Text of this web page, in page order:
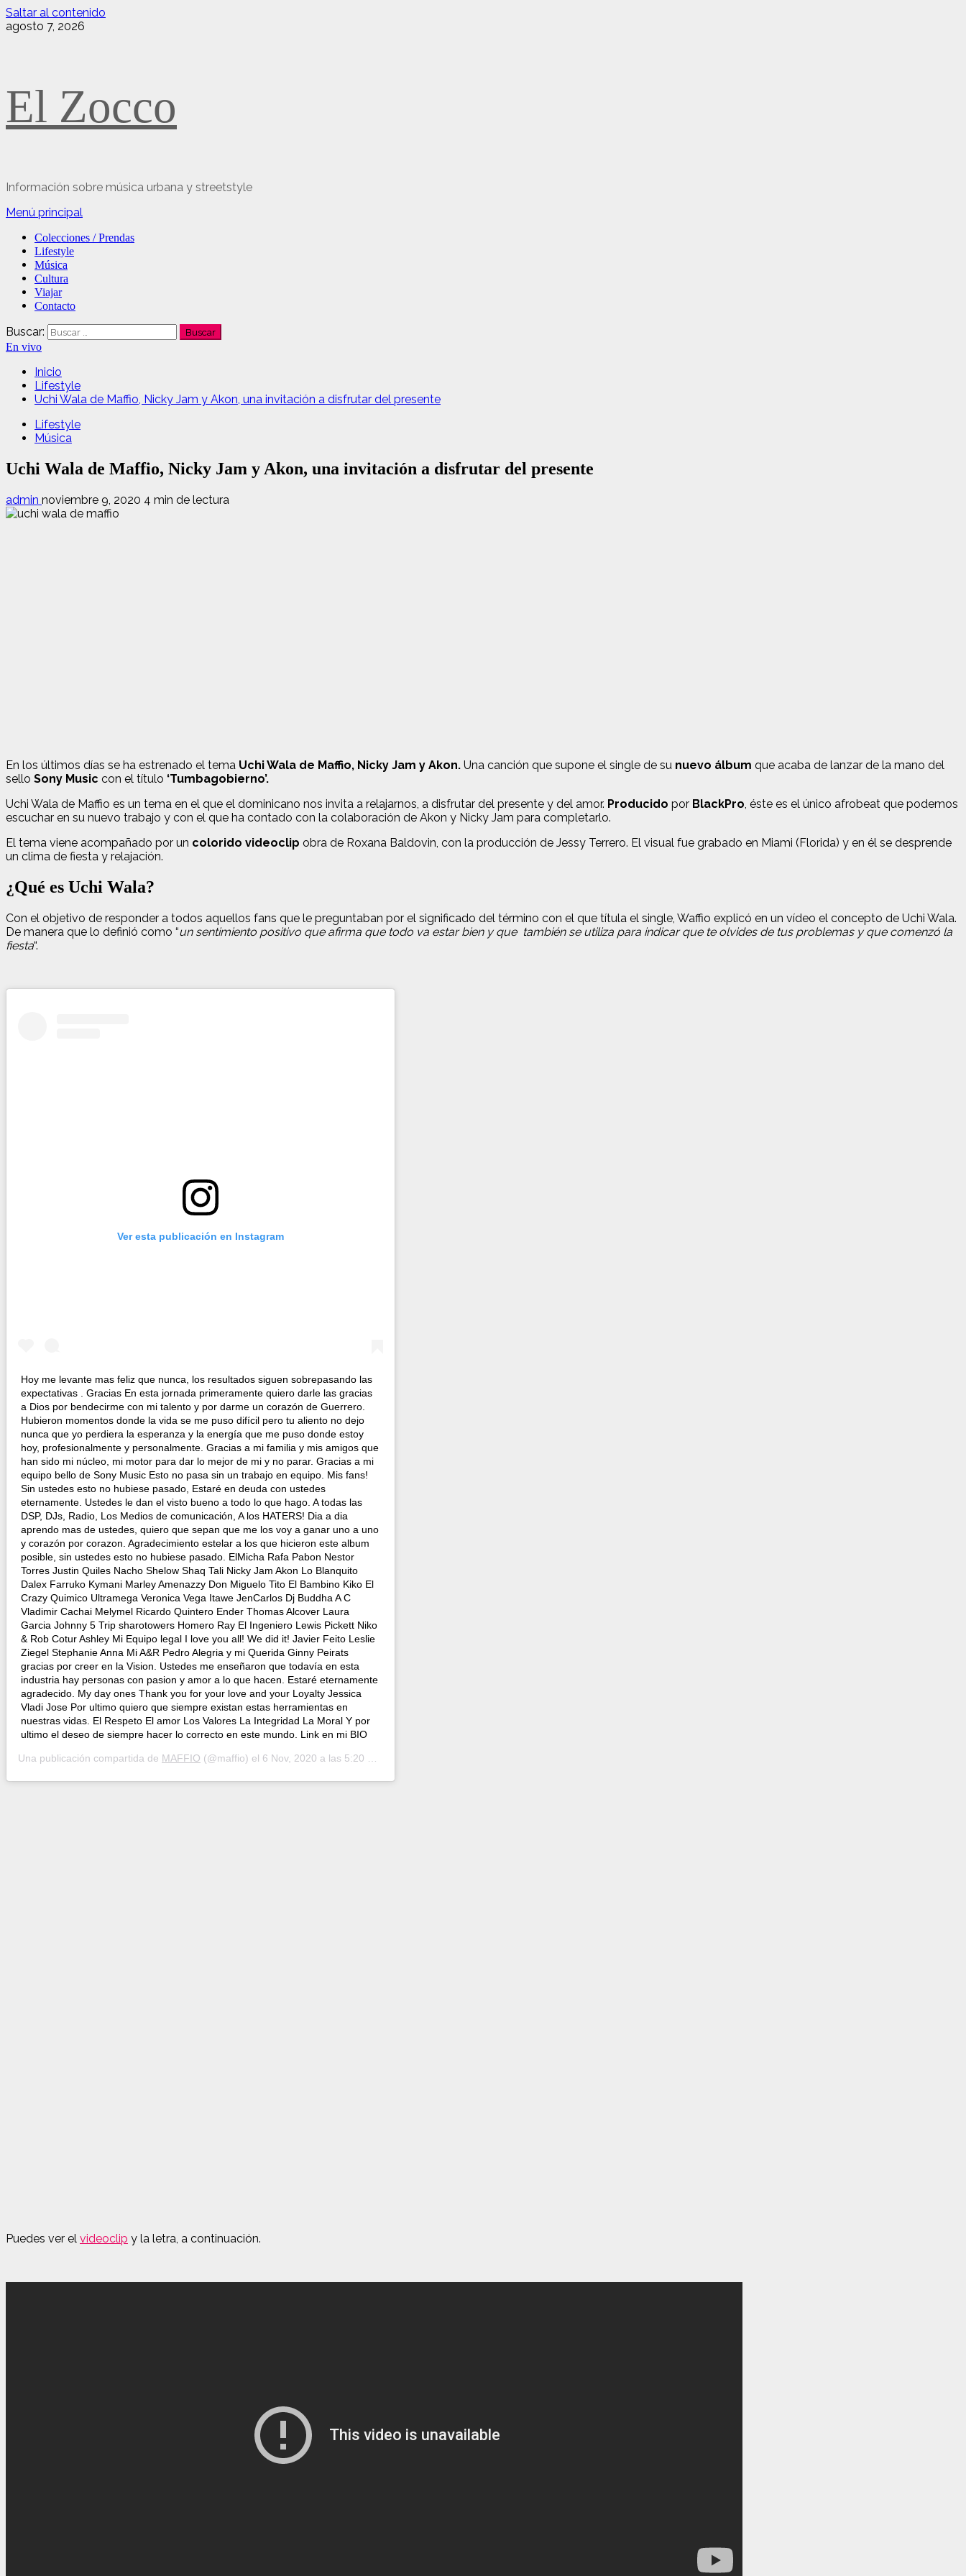
Saltar al contenido
agosto 7, 2026
El Zocco
Información sobre música urbana y streetstyle
Menú principal
Colecciones / Prendas
Lifestyle
Música
Cultura
Viajar
Contacto
Buscar:
En vivo
Inicio
Lifestyle
Uchi Wala de Maffio, Nicky Jam y Akon, una invitación a disfrutar del presente
Lifestyle
Música
Uchi Wala de Maffio, Nicky Jam y Akon, una invitación a disfrutar del presente
admin noviembre 9, 2020 4 min de lectura
En los últimos días se ha estrenado el tema Uchi Wala de Maffio, Nicky Jam y Akon. Una canción que supone el single de su nuevo álbum que acaba de lanzar de la mano del
sello Sony Music con el título ‘Tumbagobierno’.
Uchi Wala de Maffio es un tema en el que el dominicano nos invita a relajarnos, a disfrutar del presente y del amor. Producido por BlackPro, éste es el único afrobeat que podemos
escuchar en su nuevo trabajo y con el que ha contado con la colaboración de Akon y Nicky Jam para completarlo.
El tema viene acompañado por un colorido videoclip obra de Roxana Baldovin, con la producción de Jessy Terrero. El visual fue grabado en Miami (Florida) y en él se desprende
un clima de fiesta y relajación.
¿Qué es Uchi Wala?
Con el objetivo de responder a todos aquellos fans que le preguntaban por el significado del término con el que títula el single, Waffio explicó en un vídeo el concepto de Uchi Wala.
De manera que lo definió como “un sentimiento positivo que afirma que todo va estar bien y que también se utiliza para indicar que te olvides de tus problemas y que comenzó la
fiesta“.
Ver esta publicación en Instagram
Hoy me levante mas feliz que nunca, los resultados siguen sobrepasando las
expectativas . Gracias En esta jornada primeramente quiero darle las gracias
a Dios por bendecirme con mi talento y por darme un corazón de Guerrero.
Hubieron momentos donde la vida se me puso difícil pero tu aliento no dejo
nunca que yo perdiera la esperanza y la energía que me puso donde estoy
hoy, profesionalmente y personalmente. Gracias a mi familia y mis amigos que
han sido mi núcleo, mi motor para dar lo mejor de mi y no parar. Gracias a mi
equipo bello de Sony Music Esto no pasa sin un trabajo en equipo. Mis fans!
Sin ustedes esto no hubiese pasado, Estaré en deuda con ustedes
eternamente. Ustedes le dan el visto bueno a todo lo que hago. A todas las
DSP, DJs, Radio, Los Medios de comunicación, A los HATERS! Dia a dia
aprendo mas de ustedes, quiero que sepan que me los voy a ganar uno a uno
y corazón por corazon. Agradecimiento estelar a los que hicieron este album
posible, sin ustedes esto no hubiese pasado. ElMicha Rafa Pabon Nestor
Torres Justin Quiles Nacho Shelow Shaq Tali Nicky Jam Akon Lo Blanquito
Dalex Farruko Kymani Marley Amenazzy Don Miguelo Tito El Bambino Kiko El
Crazy Quimico Ultramega Veronica Vega Itawe JenCarlos Dj Buddha A C
Vladimir Cachai Melymel Ricardo Quintero Ender Thomas Alcover Laura
Garcia Johnny 5 Trip sharotowers Homero Ray El Ingeniero Lewis Pickett Niko
& Rob Cotur Ashley Mi Equipo legal I love you all! We did it! Javier Feito Leslie
Ziegel Stephanie Anna Mi A&R Pedro Alegria y mi Querida Ginny Peirats
gracias por creer en la Vision. Ustedes me enseñaron que todavía en esta
industria hay personas con pasion y amor a lo que hacen. Estaré eternamente
agradecido. My day ones Thank you for your love and your Loyalty Jessica
Vladi Jose Por ultimo quiero que siempre existan estas herramientas en
nuestras vidas. El Respeto El amor Los Valores La Integridad La Moral Y por
ultimo el deseo de siempre hacer lo correcto en este mundo. Link en mi BIO
Una publicación compartida de MAFFIO (@maffio) el 6 Nov, 2020 a las 5:20 PST
Puedes ver el videoclip y la letra, a continuación.